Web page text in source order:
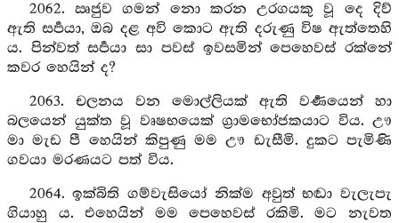
2062. ඍජුව ගමන් නො කරන උරගයකු වූ දෙ දිව්
ඇති සර්‍පයා, ඔබ දළ අවි කොට ඇති දරුණු විෂ ඇත්තෙහි
ය. පින්වත් සර්‍පයා සා පවස් ඉවසමින් පෙහෙවස් රක්නේ
කවර හෙයින් ද?
2063. චලනය වන මොල්ලියක් ඇති වර්‍ණයෙන් හා
බලයෙන් යුක්ත වූ වෘෂභයෙක් ග්‍රාමභෝජකයාට විය. ඌ
මා මැඩ පී හෙයින් කිපුණු මම ඌ ඩැසීමි. දුකට පැමිණි
ගවයා මරණයට පත් විය.
2064. ඉක්බිති ගම්වැසියෝ නික්ම අවුත් භඬා වැලැපැ
ගියාහු ය. එහෙයින් මම පෙහෙවස් රකිමි. මට නැවත